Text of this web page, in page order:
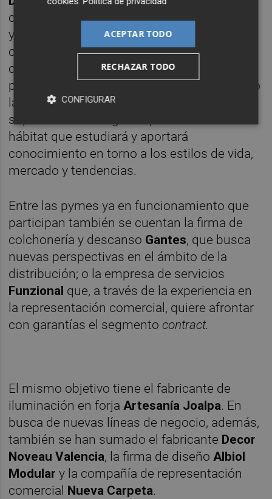
con consumidores como con distribuidores
y fabricantes, y otras aún en incubadora
como la que proponeAlicia Fuentes,
comunidad
onlinedonde los diseñadores
puedan subir sus proyectos y recibir votos; o
la de la plataforma
soporte virtual dirigido a profesionales del
hábitat que estudiará y aportará
conocimiento en torno a los estilos de vida,
mercado y tendencias.
Entre las pymes ya en funcionamiento que
participan también se cuentan la firma de
colchonería y descanso Gantes, que busca
nuevas perspectivas en el ámbito de la
distribución; o la empresa de servicios
Funzional que, a través de la experiencia en
la representación comercial, quiere afrontar
con garantías el segmentocontract.
El mismo objetivo tiene el fabricante de
iluminación en forjaArtesanía Joalpa. En
busca de nuevas líneas de negocio, además,
también se han sumado el fabricante Decor
Noveau Valencia, la firma de diseñoAlbiol
Modulary la compañía de representación
comercial
Nueva Carpeta.
ACEPTAR TODO
RECHAZAR TODO
CONFIGURAR